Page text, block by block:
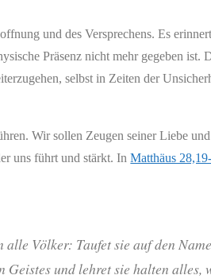
und des Versprechens. Es
Präsenz nicht mehr gegeben ist.
selbst in Zeiten der
Wir sollen Zeugen seiner Liebe
uns führt und stärkt. InMatthäus
Völker: Taufet sie auf den
Geistes und lehret sie halten alles,